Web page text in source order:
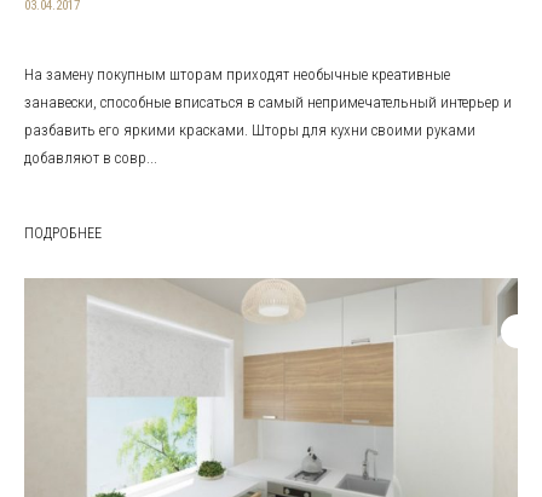
03.04.2017
На замену покупным шторам приходят необычные креативные
занавески, способные вписаться в самый непримечательный интерьер и
разбавить его яркими красками. Шторы для кухни своими руками
добавляют в совр...
ПОДРОБНЕЕ